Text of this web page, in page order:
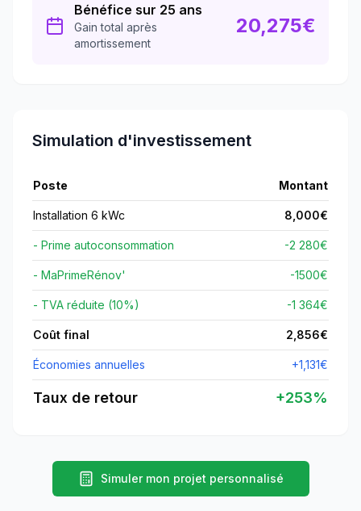
Bénéfice sur 25 ans
Gain total après
amortissement
20,275€
Simulation d'investissement
Poste Montant
Installation 6 kWc 8,000€
- Prime autoconsommation -2 280€
- MaPrimeRénov' -1500€
- TVA réduite (10%) -1 364€
Coût final 2,856€
Économies annuelles +1,131€
Taux de retour +253%
Simuler mon projet personnalisé